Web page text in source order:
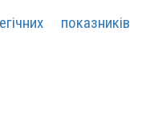
показників